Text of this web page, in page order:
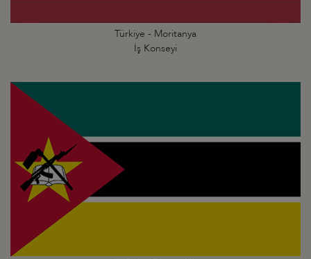
Türkiye - Moritanya
İş Konseyi